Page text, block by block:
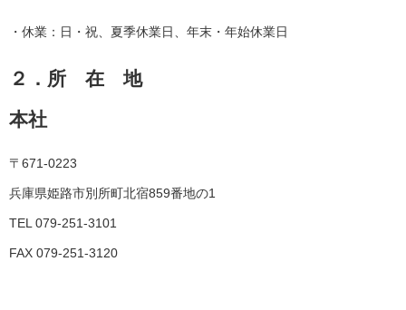
・休業：日・祝、夏季休業日、年末・年始休業日
２．所 在 地
本社
〒671-0223
兵庫県姫路市別所町北宿859番地の1
TEL 079-251-3101
FAX 079-251-3120